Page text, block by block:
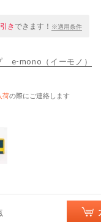
きできます！ ※適用条件
e-mono（イーモノ）
荷の際にご連絡します